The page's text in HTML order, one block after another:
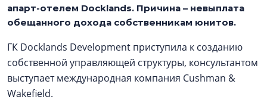
апарт-отелем Docklands. Причина – невыплата
обещанного дохода собственникам юнитов.
ГК Docklands Development приступила к созданию
собственной управляющей структуры, консультантом
выступает международная компания Cushman &
Wakefield.